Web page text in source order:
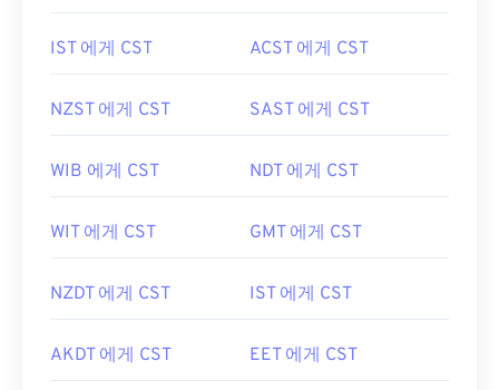
IST 에게 CST ACST 에게 CST
NZST 에게 CST SAST 에게 CST
WIB 에게 CST NDT 에게 CST
WIT 에게 CST GMT 에게 CST
NZDT 에게 CST IST 에게 CST
AKDT 에게 CST EET 에게 CST